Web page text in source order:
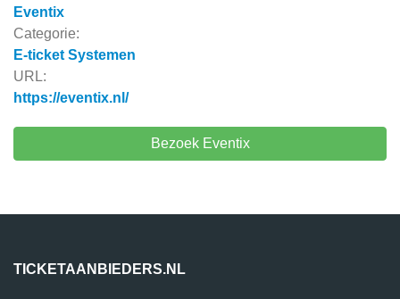
Eventix
Categorie:
E-ticket Systemen
URL:
https://eventix.nl/
Bezoek Eventix
TICKETAANBIEDERS.NL